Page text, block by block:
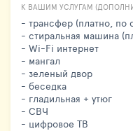
К ВАШИМ УСЛУГАМ
- трансфер (платно, по
- стиральная машина
- Wi-Fi интернет
- мангал
- зеленый двор
- беседка
- гладильная + утюг
- СВЧ
- цифровое ТВ